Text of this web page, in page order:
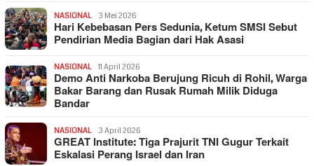
NASIONAL 3 Mei 2026
Hari Kebebasan Pers Sedunia, Ketum SMSI Sebut
Pendirian Media Bagian dari Hak Asasi
NASIONAL 11 April 2026
Demo Anti Narkoba Berujung Ricuh di Rohil, Warga
Bakar Barang dan Rusak Rumah Milik Diduga
Bandar
NASIONAL 3 April 2026
GREAT Institute: Tiga Prajurit TNI Gugur Terkait
Eskalasi Perang Israel dan Iran